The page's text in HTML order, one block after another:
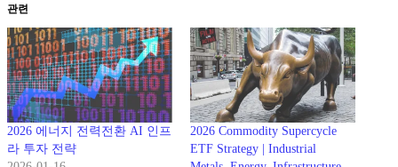
관련
2026 에너지 전력전환 AI 인프
라 투자 전략
2026 Commodity Supercycle
ETF Strategy | Industrial